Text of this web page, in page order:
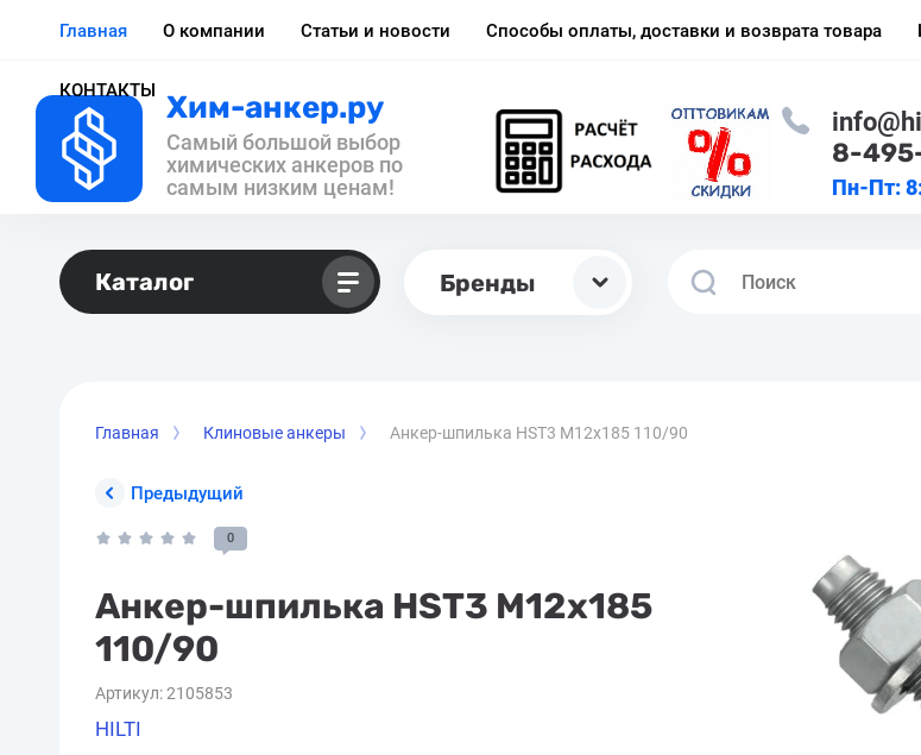
Главная О компании Статьи и новости Способы оплаты, доставки и возврата товара
КОНТАКТЫ Хим-анкер.ру
Самый большой выбор
химических анкеров по
самым низким ценам!
8-
Пн-Пт:
Каталог Бренды
Главная Клиновые анкеры Анкер-шпилька HST3 M12x185 110/90
Предыдущий
0
Анкер-шпилька HST3 M12x185
110/90
Артикул:2105853
HILTI